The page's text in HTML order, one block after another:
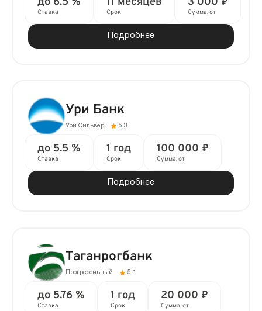
Ставка Срок Сумма, от
Подробнее
Ури Банк
Ури Сильвер 5.3
до 5.5 %
Ставка
1 год
Срок
100 000 ₽
Сумма, от
Подробнее
Таганрогбанк
Прогрессивный 5.1
до 5.76 %
Ставка
1 год
Срок
20 000 ₽
Сумма, от